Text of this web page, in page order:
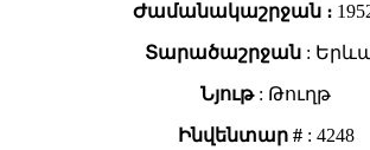
Ժամանակաշրջան ։
Տարածաշրջան:
Նյութ: Թուղթ
Ինվենտար #: 4248